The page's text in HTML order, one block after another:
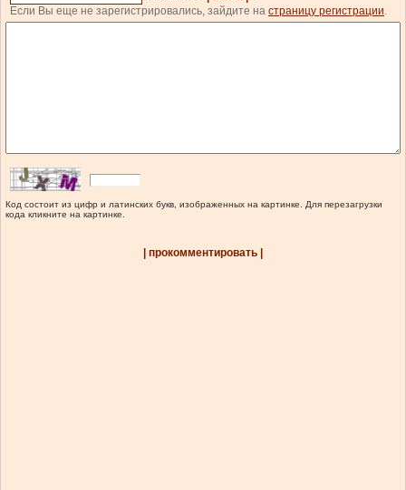
Если Вы еще не зарегистрировались, зайдите на страницу регистрации.
Код состоит из цифр и латинских букв, изображенных на картинке. Для перезагрузки
кода кликните на картинке.
| прокомментировать |